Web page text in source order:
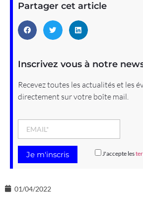
Partager cet article
Inscrivez vous à notre
Recevez toutes les actualités et les
directement sur votre boîte mail.
J'accepte les
01/04/2022